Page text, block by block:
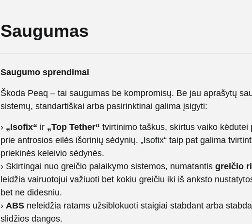
Saugumas
Saugumo sprendimai
Škoda Peaq – tai saugumas be kompromisų. Be jau aprašytų
sistemų, standartiškai arba pasirinktinai galima įsigyti:
› „Isofix“ ir „Top Tether“ tvirtinimo taškus, skirtus vaiko kėdutei
prie antrosios eilės išorinių sėdynių. „Isofix“ taip pat galima
priekinės keleivio sėdynės.
› Skirtingai nuo greičio palaikymo sistemos, numatantis greičio
leidžia vairuotojui važiuoti bet kokiu greičiu iki iš anksto
bet ne didesniu.
› ABSneleidžia ratams užsiblokuoti staigiai stabdant arba
slidžios dangos.